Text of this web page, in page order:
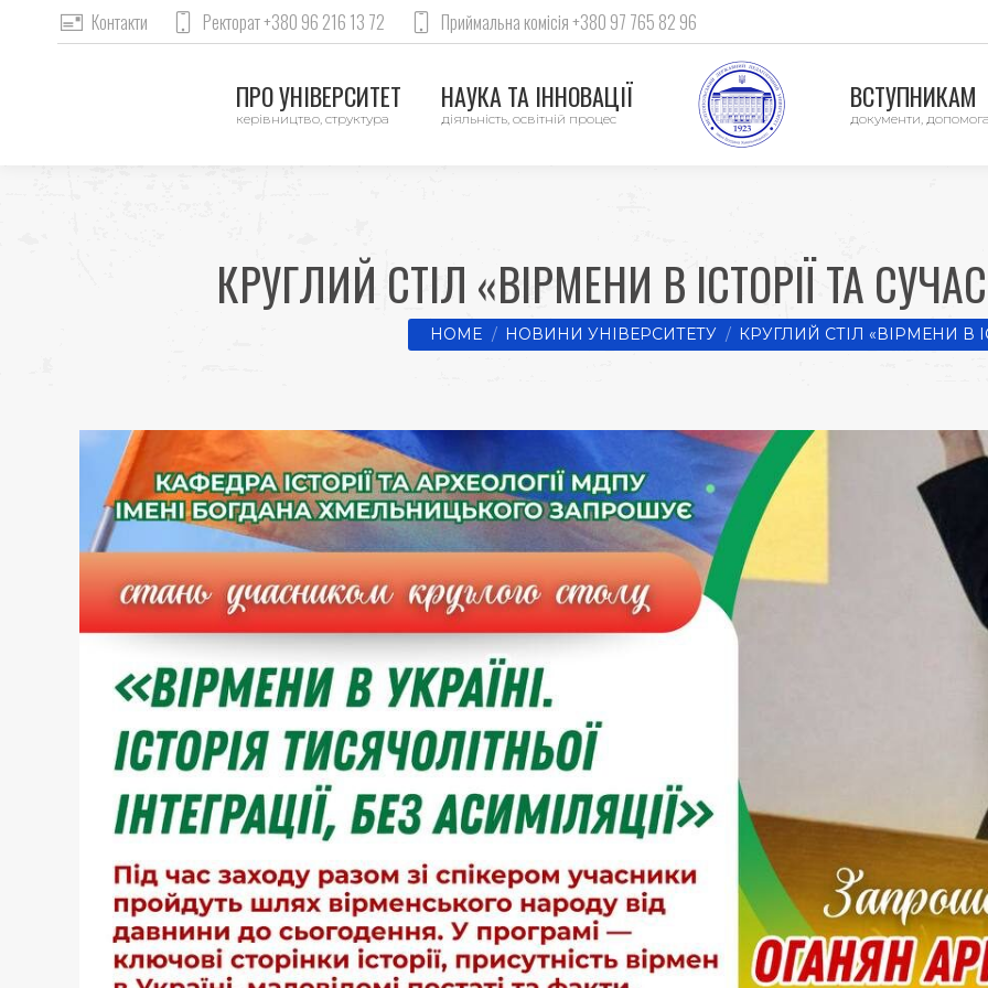
Контакти Ректорат +380 96 216 13 72 Приймальна комісія +380 97 765 82 96
ПРО УНІВЕРСИТЕТ
керівництво, структура
НАУКА ТА ІННОВАЦІЇ
діяльність, освітній процес
ВСТУПНИКАМ
документи,
КРУГЛИЙ СТІЛ «ВІРМЕНИ В ІСТОРІЇ ТА
You are here:
HOME НОВИНИ УНІВЕРСИТЕТУ КРУГЛИЙ СТІЛ «ВІРМЕНИ В